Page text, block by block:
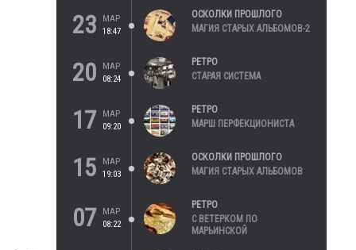
23
МАР
18:47
ОСКОЛКИ ПРОШЛОГО
МАГИЯ СТАРЫХ АЛЬБОМОВ-2
20
МАР
08:24
РЕТРО
СТАРАЯ СИСТЕМА
17
МАР
09:20
РЕТРО
МАРШ ПЕРФЕКЦИОНИСТА
15
МАР
19:03
ОСКОЛКИ ПРОШЛОГО
МАГИЯ СТАРЫХ АЛЬБОМОВ
07
МАР
08:22
РЕТРО
С ВЕТЕРКОМ ПО
МАРЬИНСКОЙ